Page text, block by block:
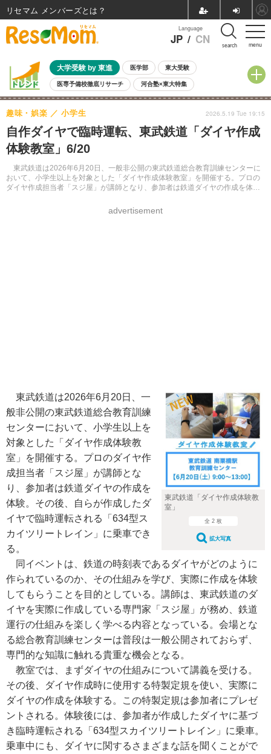
menu
Language
JP / CN search
大学受験 by 東進 医学部 東大受験
医専予備校徹底リサーチ 河合塾×東大特集
親子で考える大学選び 高校受験 中学受験 小学校受験
共通テスト 夏休み
8月開催イベント・WS 全国公立高校 過去問 人気記事
自由研究教材（小学生向け）
自作ダイヤで臨時運転、東武鉄道「ダイヤ作成
体験教室」6/20
東武鉄道は2026年6月20日、一般非公開の東武鉄道総合教育訓練センターに
おいて、小学生以上を対象とした「ダイヤ作成体験教室」を開催する。プロの
ダイヤ作成担当者「スジ屋」が講師となり、参加者は鉄道ダイヤの作成を体
趣味・娯楽 小学生
advertisement
2026.5.19 Tue 19:15
東武鉄道「ダイヤ作成体験教
室」
全 2 枚
拡大写真
東武鉄道は2026年6月20日、一
般非公開の東武鉄道総合教育訓練
センターにおいて、小学生以上を
対象とした「ダイヤ作成体験教
室」を開催する。プロのダイヤ作
成担当者「スジ屋」が講師とな
り、参加者は鉄道ダイヤの作成を
体験。その後、自らが作成したダ
イヤで臨時運転される「634型ス
カイツリートレイン」に乗車でき
る。
同イベントは、鉄道の時刻表であるダイヤがどのように
作られているのか、その仕組みを学び、実際に作成を体験
してもらうことを目的としている。講師は、東武鉄道のダ
イヤを実際に作成している専門家「スジ屋」が務め、鉄道
運行の仕組みを楽しく学べる内容となっている。会場とな
る総合教育訓練センターは普段は一般公開されておらず、
専門的な知識に触れる貴重な機会となる。
教室では、まずダイヤの仕組みについて講義を受ける。
その後、ダイヤ作成時に使用する特製定規を使い、実際に
ダイヤの作成を体験する。この特製定規は参加者にプレゼ
ントされる。体験後には、参加者が作成したダイヤに基づ
き臨時運転される「634型スカイツリートレイン」に乗車。
乗車中にも、ダイヤに関するさまざまな話を聞くことがで
リセマム メンバーズ